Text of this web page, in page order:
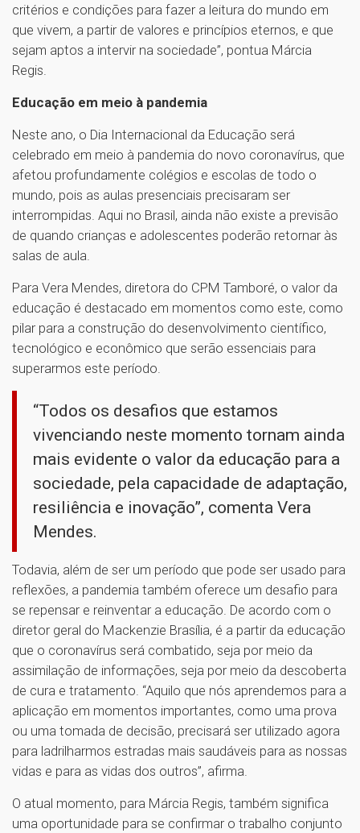
critérios e condições para fazer a leitura do mundo em
que vivem, a partir de valores e princípios eternos, e que
sejam aptos a intervir na sociedade”, pontua Márcia
Regis.
Educação em meio à pandemia
Neste ano, o Dia Internacional da Educação será
celebrado em meio à pandemia do novo coronavírus, que
afetou profundamente colégios e escolas de todo o
mundo, pois as aulas presenciais precisaram ser
interrompidas. Aqui no Brasil, ainda não existe a previsão
de quando crianças e adolescentes poderão retornar às
salas de aula.
Para Vera Mendes, diretora do CPM Tamboré, o valor da
educação é destacado em momentos como este, como
pilar para a construção do desenvolvimento científico,
tecnológico e econômico que serão essenciais para
superarmos este período.
“Todos os desafios que estamos
vivenciando neste momento tornam ainda
mais evidente o valor da educação para a
sociedade, pela capacidade de adaptação,
resiliência e inovação”, comenta Vera
Mendes.
Todavia, além de ser um período que pode ser usado para
reflexões, a pandemia também oferece um desafio para
se repensar e reinventar a educação. De acordo com o
diretor geral do Mackenzie Brasília, é a partir da educação
que o coronavírus será combatido, seja por meio da
assimilação de informações, seja por meio da descoberta
de cura e tratamento. “Aquilo que nós aprendemos para a
aplicação em momentos importantes, como uma prova
ou uma tomada de decisão, precisará ser utilizado agora
para ladrilharmos estradas mais saudáveis para as nossas
vidas e para as vidas dos outros”, afirma.
O atual momento, para Márcia Regis, também significa
uma oportunidade para se confirmar o trabalho conjunto